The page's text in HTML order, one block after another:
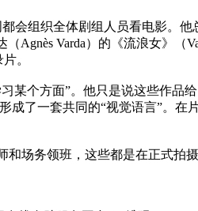
组织全体剧组人员看电影。他
Agnès Varda）的《流浪女》（
。
某个方面”。他只是说这些作品
了一套共同的“视觉语言”。在
场务领班，这些都是在正式拍